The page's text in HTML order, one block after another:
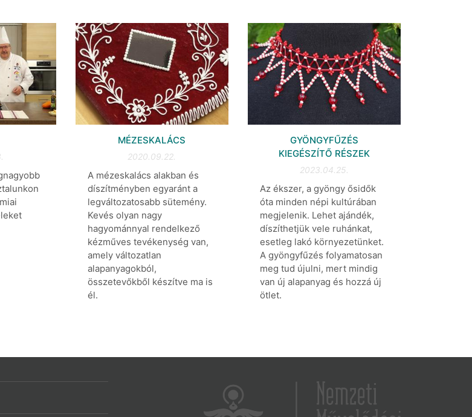
MÉZESKALÁCS
2020.09.22.
A mézeskalács alakban és
díszítményben egyaránt a
legváltozatosabb sütemény.
Kevés olyan nagy
hagyománnyal rendelkező
kézműves tevékenység van,
amely változatlan
alapanyagokból,
összetevőkből készítve ma is
él.
GYÖNGYFŰZÉS
KIEGÉSZÍTŐ RÉSZEK
2023.04.25.
Az ékszer, a gyöngy ősidők
óta minden népi kultúrában
megjelenik. Lehet ajándék,
díszíthetjük vele ruhánkat,
esetleg lakó környezetünket.
A gyöngyfűzés folyamatosan
meg tud újulni, mert mindig
van új alapanyag és hozzá új
ötlet.